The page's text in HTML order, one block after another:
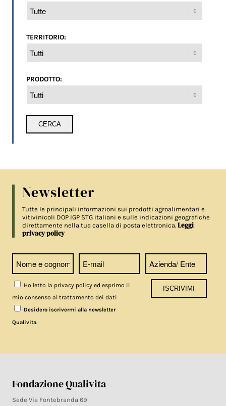
TERRITORIO:
PRODOTTO:
Newsletter
Tutte le principali informazioni sui prodotti agroalimentari e
vitivinicoli DOP IGP STG italiani e sulle indicazioni geografiche
direttamente nella tua casella di posta elettronica.Leggi
privacy policy
Ho letto la privacy policy ed esprimo il
mio consenso al trattamento dei dati
Desidero iscrivermi alla newsletter
Qualivita.
Fondazione Qualivita
Sede Via Fontebranda 69